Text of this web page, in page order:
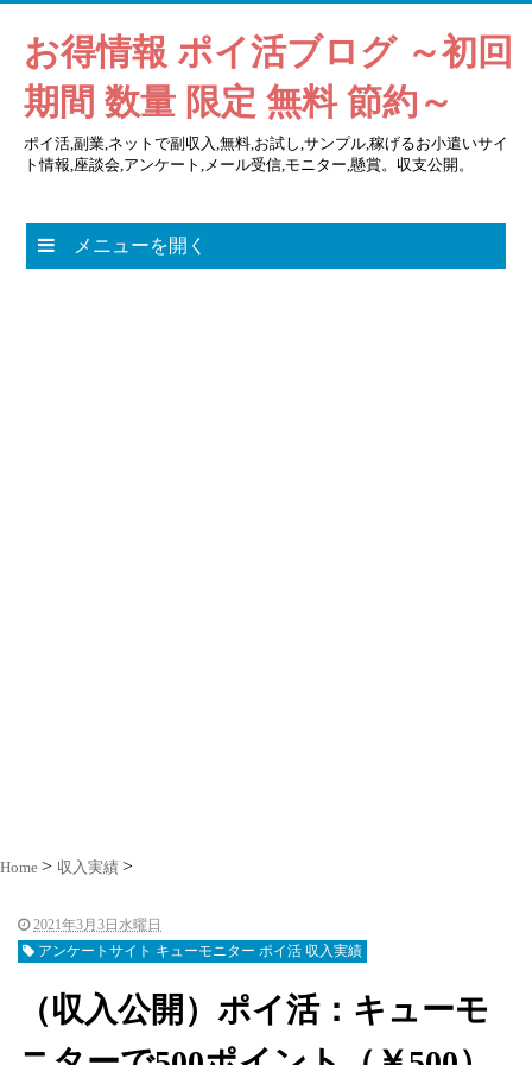
お得情報 ポイ活ブログ ～初回
期間 数量 限定 無料 節約～
ポイ活,副業,ネットで副収入,無料,お試し,サンプル,稼げるお小遣いサイ
ト情報,座談会,アンケート,メール受信,モニター,懸賞。収支公開。
メニューを開く
Home 収入実績
2021年3月3日水曜日
アンケートサイト キューモニター ポイ活 収入実績
（収入公開）ポイ活：キューモ